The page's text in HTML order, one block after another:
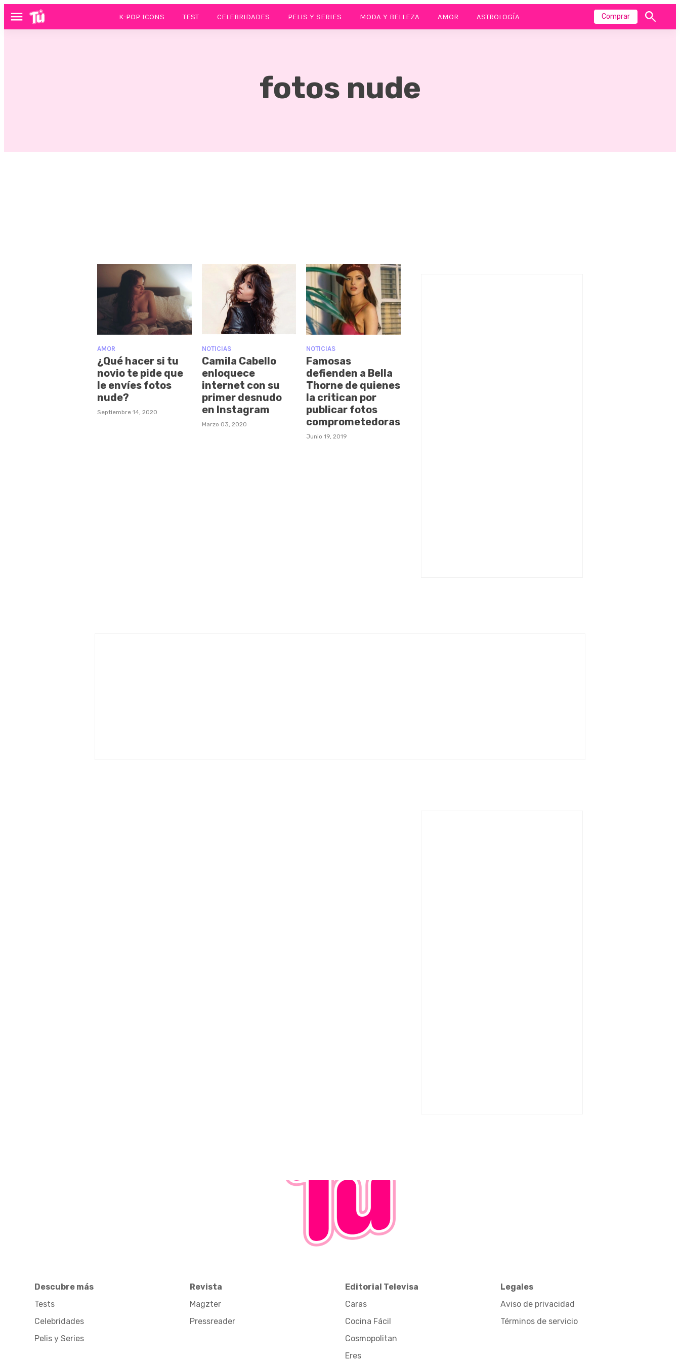
Menú K-POP ICONS TEST CELEBRIDADES PELIS Y SERIES MODA Y BELLEZA AMOR ASTROLOGÍA Comprar
Mostrar
fotos nude
AMOR
¿Qué hacer si tu
novio te pide que
le envíes fotos
nude?
Septiembre 14, 2020
NOTICIAS
Camila Cabello
enloquece
internet con su
primer desnudo
en Instagram
Marzo 03, 2020
NOTICIAS
Famosas
defienden a Bella
Thorne de quienes
la critican por
publicar fotos
comprometedoras
Junio 19, 2019
Descubre más
Tests
Celebridades
Pelis y Series
Revista
Magzter
Pressreader
Editorial Televisa
Caras
Cocina Fácil
Cosmopolitan
Eres
Legales
Aviso de privacidad
Términos de servicio